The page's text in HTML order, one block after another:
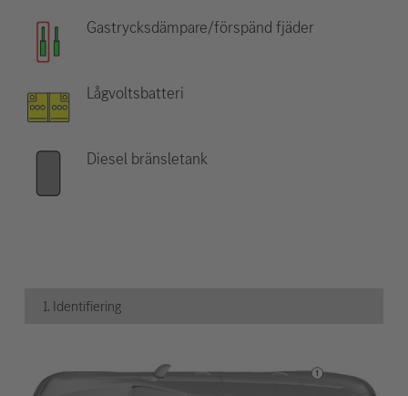
Gastrycksdämpare/förspänd fjäder
Lågvoltsbatteri
Diesel bränsletank
1. Identifiering